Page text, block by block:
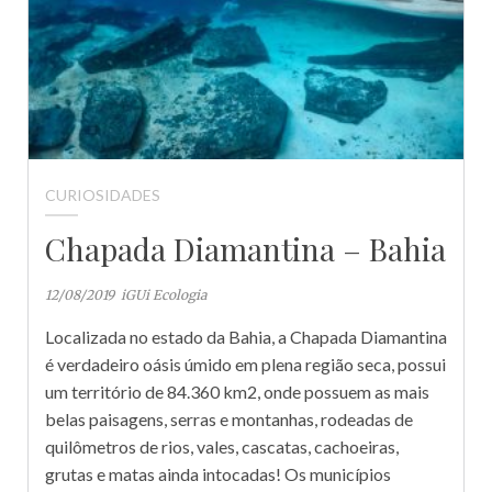
CURIOSIDADES
Chapada Diamantina – Bahia
12/08/2019 iGUi Ecologia
Localizada no estado da Bahia, a Chapada Diamantina
é verdadeiro oásis úmido em plena região seca, possui
um território de 84.360 km2, onde possuem as mais
belas paisagens, serras e montanhas, rodeadas de
quilômetros de rios, vales, cascatas, cachoeiras,
grutas e matas ainda intocadas! Os municípios